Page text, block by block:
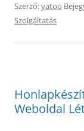
Szerző:yatoo
Szolgáltatás
Weboldal